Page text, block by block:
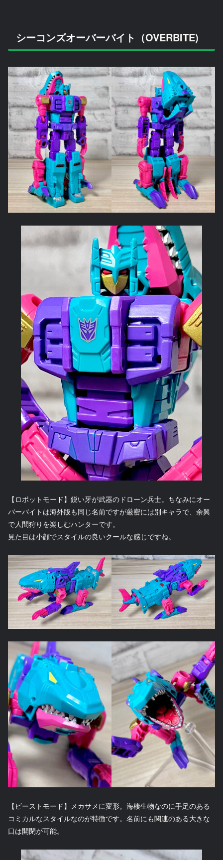
シーコンズオーバーバイト（OVERBITE)
【ロボットモード】鋭い牙が武器のドローン兵士。ちなみにオー
バーバイトは海外版も同じ名前ですが厳密には別キャラで、余興
で人間狩りを楽しむハンターです。
見た目は小顔でスタイルの良いクールな感じですね。
【ビーストモード】メカサメに変形。海棲生物なのに手足のある
コミカルなスタイルなのが特徴です。名前にも関連のある大きな
口は開閉が可能。